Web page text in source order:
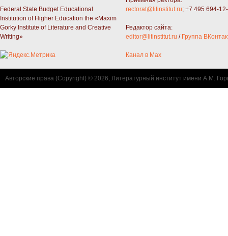
Federal State Budget Educational
Institution of Higher Education the «Maxim
Gorky Institute of Literature and Creative
Writing»
rectorat@litinstitut.ru; +7 495 694-
Редактор сайта:
editor@litinstitut.ru / Группа
Канал в Max
Авторские права (Copyright) © 2026, Литературный институт имени А.М.